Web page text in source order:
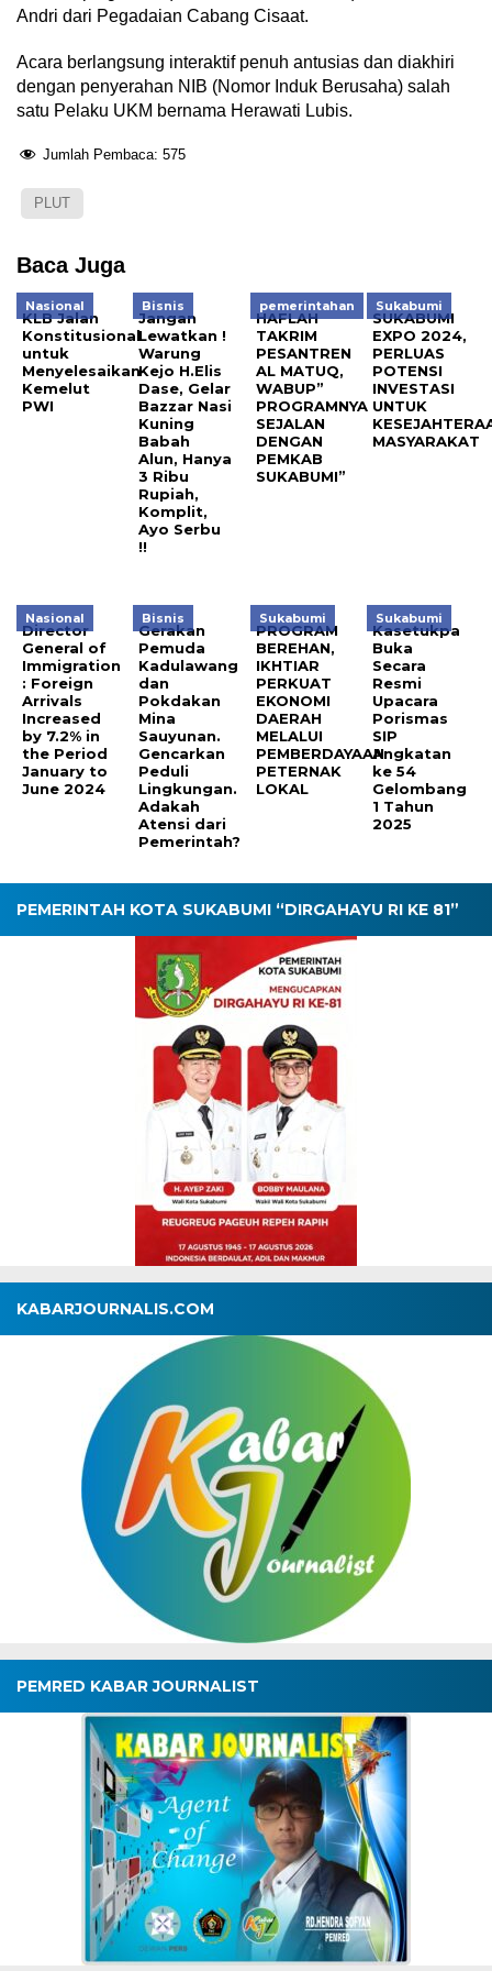
Andri dari Pegadaian Cabang Cisaat.
Acara berlangsung interaktif penuh antusias dan diakhiri
dengan penyerahan NIB (Nomor Induk Berusaha) salah
satu Pelaku UKM bernama Herawati Lubis.
Jumlah Pembaca: 575
PLUT
Baca Juga
Nasional
KLB Jalan
Konstitusional
untuk
Menyelesaikan
Kemelut
PWI
Bisnis
Jangan
Lewatkan !
Warung
Kejo H.Elis
Dase, Gelar
Bazzar Nasi
Kuning
Babah
Alun, Hanya
3 Ribu
Rupiah,
Komplit,
Ayo Serbu
!!
pemerintahan
HAFLAH
TAKRIM
PESANTREN
AL MATUQ,
WABUP”
PROGRAMNYA
SEJALAN
DENGAN
PEMKAB
SUKABUMI”
Sukabumi
SUKABUMI
EXPO 2024,
PERLUAS
POTENSI
INVESTASI
UNTUK
MASYARAKAT
Nasional
Director
General of
Immigration
: Foreign
Arrivals
Increased
by 7.2% in
the Period
January to
June 2024
Bisnis
Gerakan
Pemuda
Kadulawang
dan
Pokdakan
Mina
Sauyunan.
Gencarkan
Peduli
Lingkungan.
Adakah
Atensi dari
Pemerintah?
Sukabumi
PROGRAM
BEREHAN,
IKHTIAR
PERKUAT
EKONOMI
DAERAH
MELALUI
PEMBERDAYAAN
PETERNAK
LOKAL
Sukabumi
Kasetukpa
Buka
Secara
Resmi
Upacara
Porismas
SIP
Angkatan
ke 54
Gelombang
1 Tahun
2025
PEMERINTAH KOTA SUKABUMI “DIRGAHAYU RI KE 81”
KABARJOURNALIS.COM
PEMRED KABAR JOURNALIST